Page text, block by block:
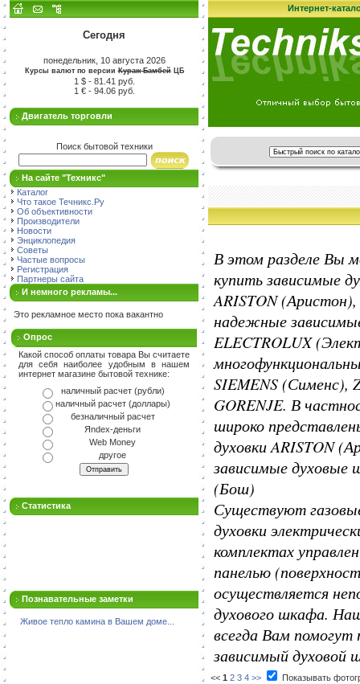
Сегодня
понедельник, 10 августа 2026
Курсы валют по версииКураж-БамбейЦБ
1 $ - 81.41 руб.
1 € - 94.06 руб.
Двигатель торговли
Поиск бытовой техники
На сайте "Техникс"
Каталог
Что такое Течникс.Ру
Об объективности
Производители
Новости
Энциклопедия
Советы
Частые вопросы
Регистрация
Партнеры сайта
И немного рекламы...
Это рекламное место пока вакантно
Опрос
Какой способ оплаты товара Вы считаете
для себя наиболее удобным в нашем
интернет магазине бытовой технике:
наличный расчет (рубли)
наличный расчет (доллары)
безналичный расчет
Яndex-деньги
Web Money
другое
Статистика
Познавательные заметки
Живое тепло камина в Вашем доме...
Интернет-
В этом разделе Вы
купить зависимые
ARISTON
надежные
ELECTROLUX
SIEMENS (Сименс),
GORENJE. В
широко
духовки ARISTON
зависимые духовые
(Бош)
Существуют
духовки
комплектах
панелью
осуществляется
духового шкафа.
всегда Вам
зависимый духовой
<< 1 2 3 4 >> Показывать